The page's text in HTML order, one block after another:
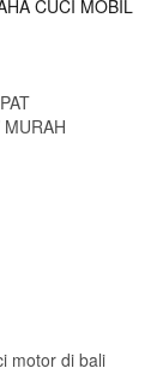
CUCI MOBIL